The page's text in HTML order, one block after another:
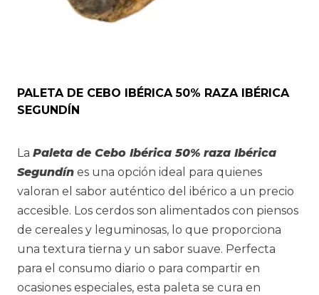
PALETA DE CEBO IBÉRICA 50% RAZA IBÉRICA
SEGUNDÍN
La Paleta de Cebo Ibérica 50% raza Ibérica
Segundín es una opción ideal para quienes
valoran el sabor auténtico del ibérico a un precio
accesible. Los cerdos son alimentados con piensos
de cereales y leguminosas, lo que proporciona
una textura tierna y un sabor suave. Perfecta
para el consumo diario o para compartir en
ocasiones especiales, esta paleta se cura en